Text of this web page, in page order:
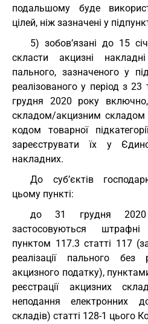
подальшому буде
цілей, ніж зазначені у
5) зобов’язані до 15
скласти акцизні
пального, зазначеного у
реалізованого у період з
грудня 2020 року
складом/акцизним
кодом товарної
зареєструвати їх у
накладних.
До суб’єктів
цьому пункті:
до 31 грудня
застосовуються штрафні
пунктом 117.3 статті 117
реалізації пального без
акцизного податку),
реєстрації акцизних
неподання електронних
складів) статті 128-1 цього